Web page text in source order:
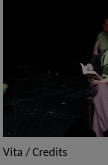
Vita / Credits